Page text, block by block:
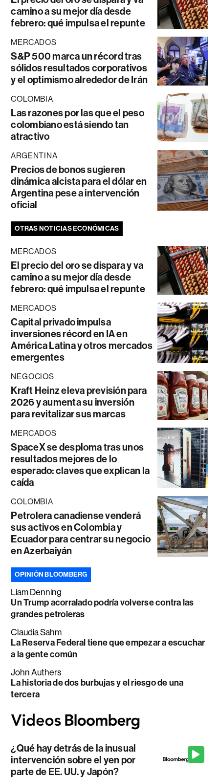
camino a su mejor día desde
febrero: qué impulsa el repunte
MERCADOS
S&P 500 marca un récord tras
sólidos resultados corporativos
y el optimismo alrededor de Irán
COLOMBIA
Las razones por las que el peso
colombiano está siendo tan
atractivo
ARGENTINA
Precios de bonos sugieren
dinámica alcista para el dólar en
Argentina pese a intervención
oficial
OTRAS NOTICIAS ECONÓMICAS
MERCADOS
El precio del oro se dispara y va
camino a su mejor día desde
febrero: qué impulsa el repunte
MERCADOS
Capital privado impulsa
inversiones récord en IA en
América Latina y otros mercados
emergentes
NEGOCIOS
Kraft Heinz eleva previsión para
2026 y aumenta su inversión
para revitalizar sus marcas
MERCADOS
SpaceX se desploma tras unos
resultados mejores de lo
esperado: claves que explican la
caída
COLOMBIA
Petrolera canadiense venderá
sus activos en Colombia y
Ecuador para centrar su negocio
en Azerbaiyán
OPINIÓN BLOOMBERG
Liam Denning
Un Trump acorralado podría volverse contra las
grandes petroleras
Claudia Sahm
La Reserva Federal tiene que empezar a escuchar
a la gente común
John Authers
La historia de dos burbujas y el riesgo de una
tercera
¿Qué hay detrás de la inusual
intervención sobre el yen por
parte de EE. UU. y Japón?